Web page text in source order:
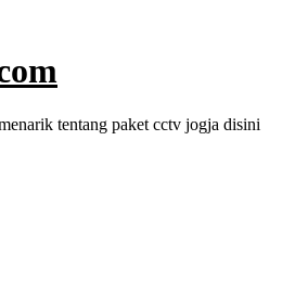
tentang paket cctv jogja disini